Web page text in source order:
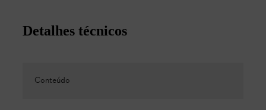
Detalhes técnicos
Conteúdo